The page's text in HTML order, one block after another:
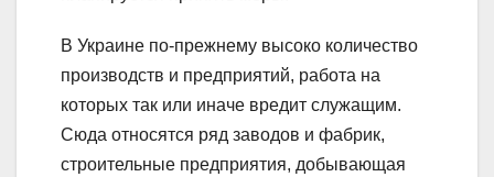
В Украине по-прежнему высоко количество
производств и предприятий, работа на
которых так или иначе вредит служащим.
Сюда относятся ряд заводов и фабрик,
строительные предприятия, добывающая